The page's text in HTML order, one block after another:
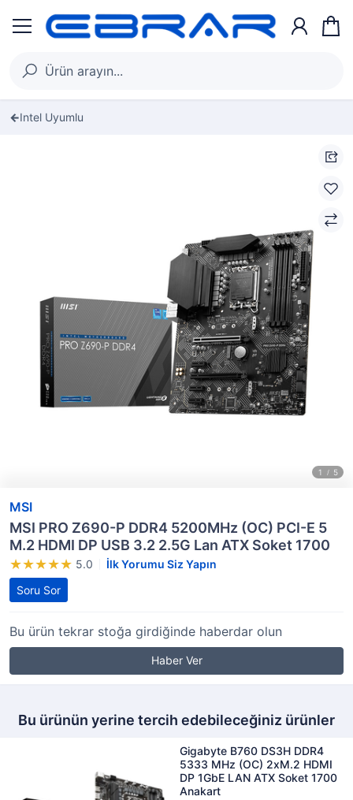
Intel Uyumlu
MSI
MSI PRO Z690-P DDR4 5200MHz (OC) PCI-E 5
M.2 HDMI DP USB 3.2 2.5G Lan ATX Soket 1700
5.0
İlk Yorumu Siz Yapın
Soru Sor
Bu ürün tekrar stoğa girdiğinde haberdar olun
Haber Ver
Bu ürünün yerine tercih edebileceğiniz ürünler
Gigabyte B760 DS3H DDR4
5333 MHz (OC) 2xM.2 HDMI
DP 1GbE LAN ATX Soket 1700
Anakart